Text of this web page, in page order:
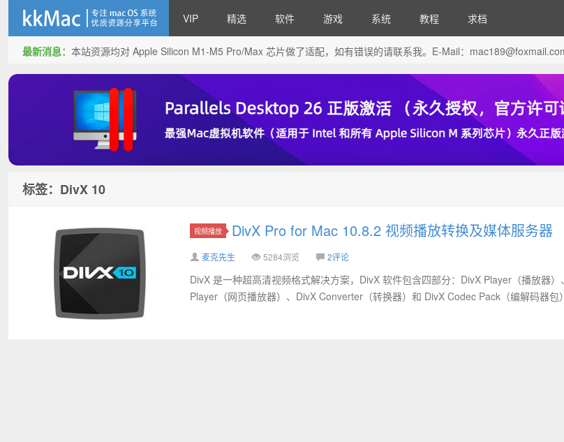
kkMac
VIP 精选 软件 游戏 系统 教程 求档
最新消息： 本站资源均对 Apple Silicon M1-M5 Pro/Max 芯片做了适配，如有错误的请联系我。E-Mail：
标签：DivX 10
视频播放 DivX Pro for Mac 10.8.2 视频播放转换及媒体服务器
麦克先生 5284浏览 2评论
DivX 是一种超高清视频格式解决方案，DivX 软件包含四部分：DivX Player（播放器）
Player（网页播放器）、DivX Converter（转换器）和 DivX Codec Pack（编解码器包